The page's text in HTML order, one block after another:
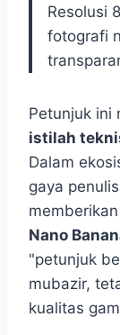
Resolusi
fotografi
Petunjuk ini
istilah
Dalam
gaya
Nano
"petunjuk
mubazir,
kualitas